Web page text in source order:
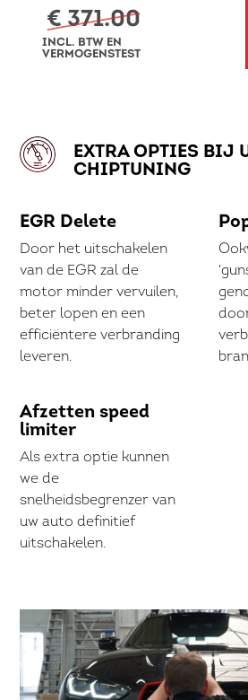
€ 371.00
INCL. BTW EN
VERMOGENSTEST
EXTRA OPTIES BIJ
CHIPTUNING
EGR Delete
Door het uitschakelen
van de EGR zal de
motor minder vervuilen,
beter lopen en een
efficiëntere verbranding
leveren.
Afzetten speed
limiter
Als extra optie kunnen
we de
snelheidsbegrenzer van
uw auto definitief
uitschakelen.